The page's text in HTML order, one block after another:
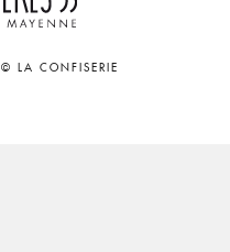
© LA CONFISERIE